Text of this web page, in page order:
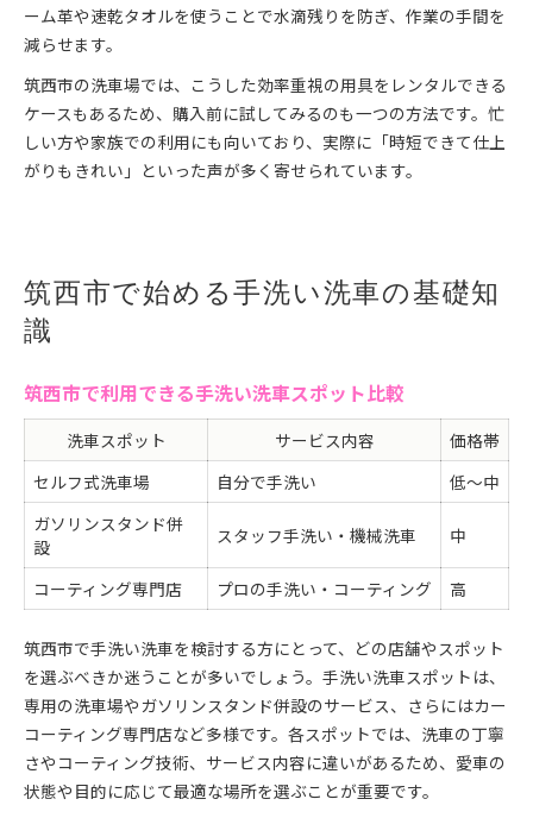
ーム革や速乾タオルを使うことで水滴残りを防ぎ、作業の手間を
減らせます。
筑西市の洗車場では、こうした効率重視の用具をレンタルできる
ケースもあるため、購入前に試してみるのも一つの方法です。忙
しい方や家族での利用にも向いており、実際に「時短できて仕上
がりもきれい」といった声が多く寄せられています。
筑西市で始める手洗い洗車の基礎知
識
筑西市で利用できる手洗い洗車スポット比較
洗車スポット サービス内容
価格帯
セルフ式洗車場
自分で手洗い
低〜中
ガソリンスタンド併
設
スタッフ手洗い・機械洗車 中
コーティング専門店 プロの手洗い・コーティング 高
筑西市で手洗い洗車を検討する方にとって、どの店舗やスポット
を選ぶべきか迷うことが多いでしょう。手洗い洗車スポットは、
専用の洗車場やガソリンスタンド併設のサービス、さらにはカー
コーティング専門店など多様です。各スポットでは、洗車の丁寧
さやコーティング技術、サービス内容に違いがあるため、愛車の
状態や目的に応じて最適な場所を選ぶことが重要です。